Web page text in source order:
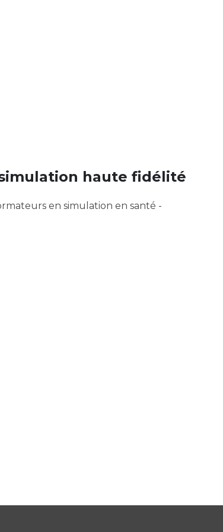
haute fidélité
en simulation en santé -